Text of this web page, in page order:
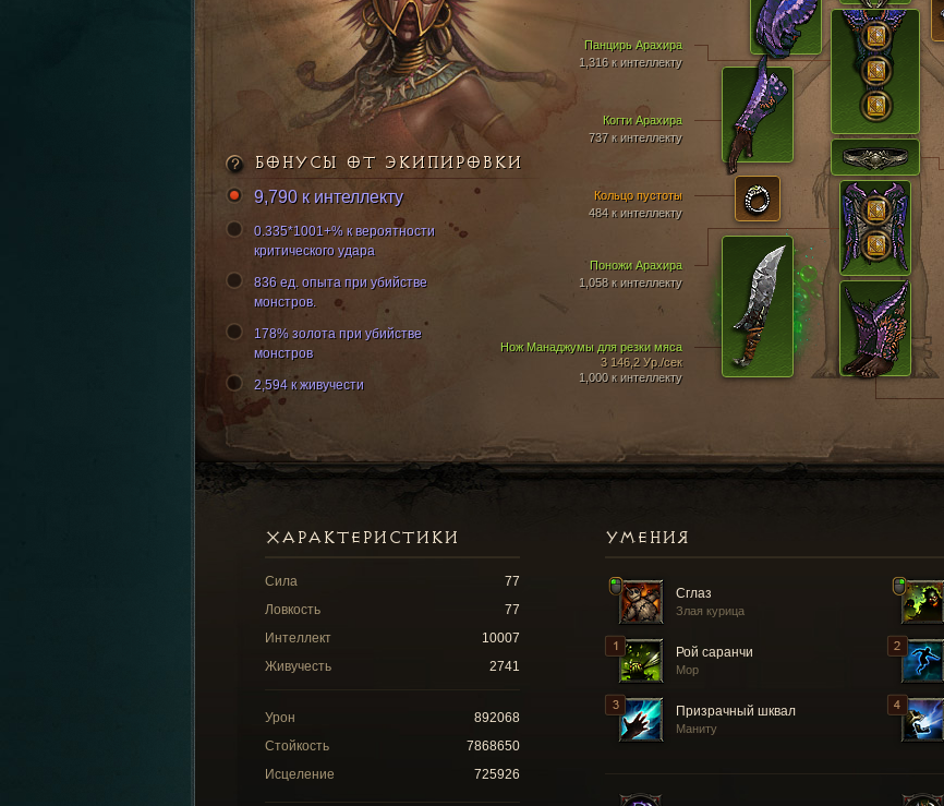
Панцирь Арахира
1,316 к интеллекту
Когти Арахира
737 к интеллекту
Поножи Арахира
1,058 к интеллекту
Нож Манаджумы для резки мяса
3 146,2 Ур./сек
1,000 к интеллекту
Кольцо пустоты
484 к интеллекту
БОНУСЫ ОТ ЭКИПИРОВКИ
9,790 к интеллекту
0.335*1001+% к вероятности
критического удара
836 ед. опыта при убийстве
монстров.
178% золота при убийстве
монстров
2,594 к живучести
УМЕНИЯ
Сглаз
Злая курица
Рой саранчи
Мор
Призрачный шквал
Маниту
ХАРАКТЕРИСТИКИ
Сила
77
Ловкость
77
Интеллект
10007
Живучесть
2741
Урон
892068
Стойкость
7868650
Исцеление
725926